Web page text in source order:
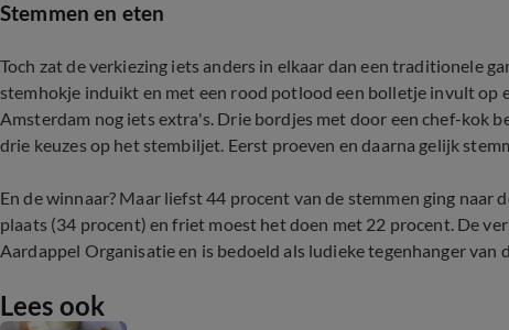
Stemmen en eten
Toch zat de verkiezing iets anders in elkaar dan een traditionele
stemhokje induikt en met een rood potlood een bolletje invult op
Amsterdam nog iets extra's. Drie bordjes met door een chef-kok
drie keuzes op het stembiljet. Eerst proeven en daarna gelijk
En de winnaar? Maar liefst 44 procent van de stemmen ging
plaats (34 procent) en friet moest het doen met 22 procent. De
Aardappel Organisatie en is bedoeld als ludieke tegenhanger van
Lees ook